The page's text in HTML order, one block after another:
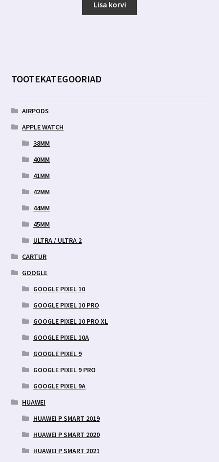
oli:
12.49 €.7.99 €.
Lisa korvi
TOOTEKATEGOORIAD
AIRPODS
APPLE WATCH
38MM
40MM
41MM
42MM
44MM
45MM
ULTRA / ULTRA 2
CARTUR
GOOGLE
GOOGLE PIXEL 10
GOOGLE PIXEL 10 PRO
GOOGLE PIXEL 10 PRO XL
GOOGLE PIXEL 10A
GOOGLE PIXEL 9
GOOGLE PIXEL 9 PRO
GOOGLE PIXEL 9A
HUAWEI
HUAWEI P SMART 2019
HUAWEI P SMART 2020
HUAWEI P SMART 2021